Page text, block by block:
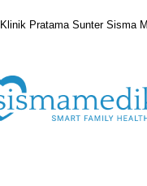
Klinik Pratama Sunter Sisma